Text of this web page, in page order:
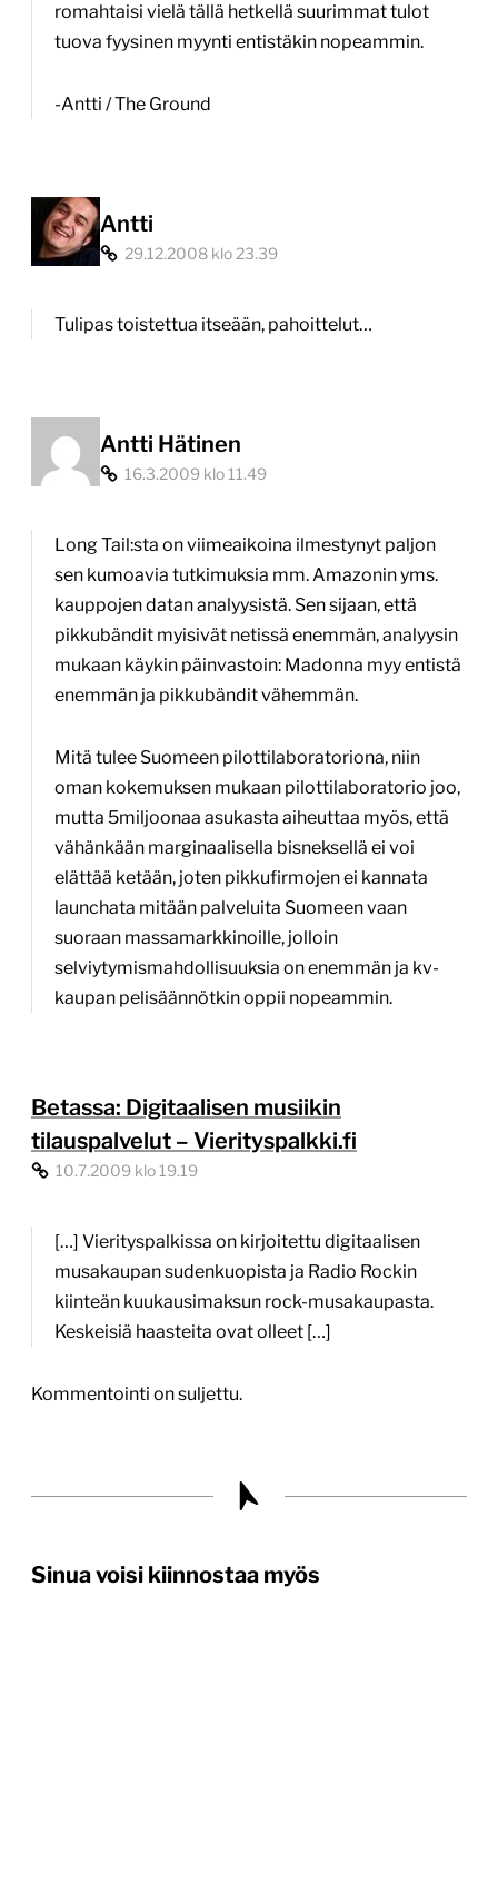
romahtaisi vielä tällä hetkellä suurimmat tulot
tuova fyysinen myynti entistäkin nopeammin.
-Antti / The Ground
Antti
29.12.2008 klo 23.39
Tulipas toistettua itseään, pahoittelut…
Antti Hätinen
16.3.2009 klo 11.49
Long Tail:sta on viimeaikoina ilmestynyt paljon
sen kumoavia tutkimuksia mm. Amazonin yms.
kauppojen datan analyysistä. Sen sijaan, että
pikkubändit myisivät netissä enemmän, analyysin
mukaan käykin päinvastoin: Madonna myy entistä
enemmän ja pikkubändit vähemmän.
Mitä tulee Suomeen pilottilaboratoriona, niin
oman kokemuksen mukaan pilottilaboratorio joo,
mutta 5miljoonaa asukasta aiheuttaa myös, että
vähänkään marginaalisella bisneksellä ei voi
elättää ketään, joten pikkufirmojen ei kannata
launchata mitään palveluita Suomeen vaan
suoraan massamarkkinoille, jolloin
selviytymismahdollisuuksia on enemmän ja kv-
kaupan pelisäännötkin oppii nopeammin.
Betassa: Digitaalisen musiikin
tilauspalvelut – Vierityspalkki.fi
10.7.2009 klo 19.19
[…] Vierityspalkissa on kirjoitettu digitaalisen
musakaupan sudenkuopista ja Radio Rockin
kiinteän kuukausimaksun rock-musakaupasta.
Keskeisiä haasteita ovat olleet […]
Kommentointi on suljettu.
Sinua voisi kiinnostaa myös